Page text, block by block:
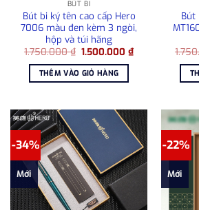
BÚT BI
Bút bi ký tên cao cấp Hero
7006 màu đen kèm 3 ngòi,
hộp và túi hãng
1.750.000₫ Giá
là:
1.750.000 ₫.
1.500.000₫Giá
hiện
1.500.000 ₫.
THÊM VÀO GIỎ HÀNG
Bút
-34%
Mới
-22%
Mới